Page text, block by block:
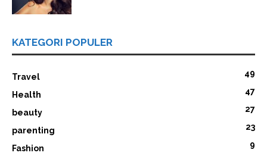
KATEGORI POPULER
Travel 49
Health 47
beauty 27
parenting 23
Fashion
9